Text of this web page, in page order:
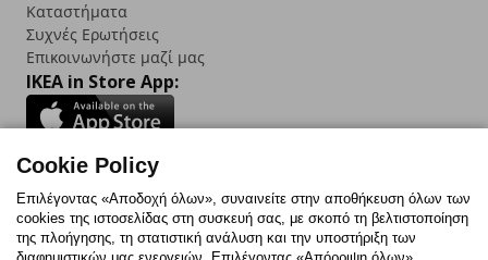
Καταστήματα
Συχνές Ερωτήσεις
Επικοινωνήστε μαζί μας
IKEA in Store App:
Follow us:
FacebookInstagram
TikTokYoutubePinterestTwitter
Cookie Policy
Επιλέγοντας «Αποδοχή όλων», συναινείτε στην αποθήκευση όλων των
cookies της ιστοσελίδας στη συσκευή σας, με σκοπό τη βελτιστοποίηση
της πλοήγησης, τη στατιστική ανάλυση και την υποστήριξη των